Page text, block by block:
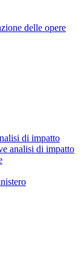
delle opere
di impatto
analisi di impatto